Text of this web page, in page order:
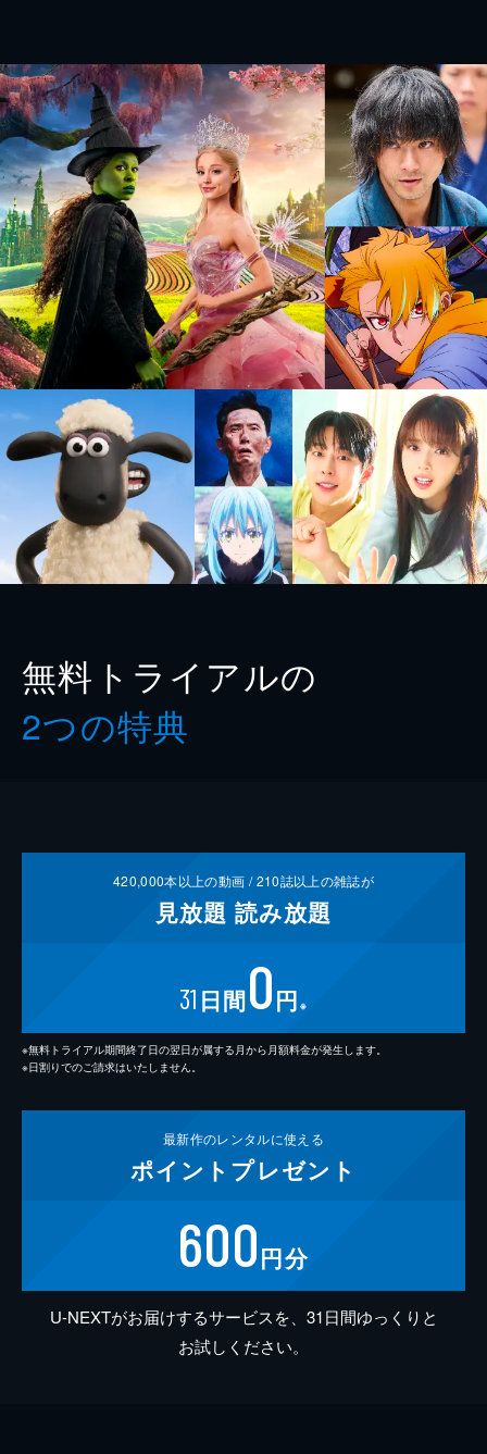
無料トライアルの
2つの特典
420,000本以上の動画 /210誌以上の雑誌が
見放題 読み放題
31 日間0円 ※
※無料トライアル期間終了日の翌日が属する月から月額料金が発生します。
※日割りでのご請求はいたしません。
最新作のレンタルに使える
ポイント プレゼント
600円分
U-NEXTがお届けするサービスを、31日間ゆっくりと
お試しください。